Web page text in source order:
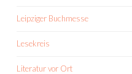
Leipziger Buchmesse
Lesekreis
Literatur vor Ort